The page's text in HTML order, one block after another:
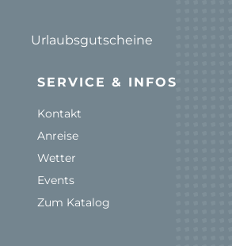
Urlaubsgutscheine
SERVICE & INFOS
Kontakt
Anreise
Wetter
Events
Zum Katalog